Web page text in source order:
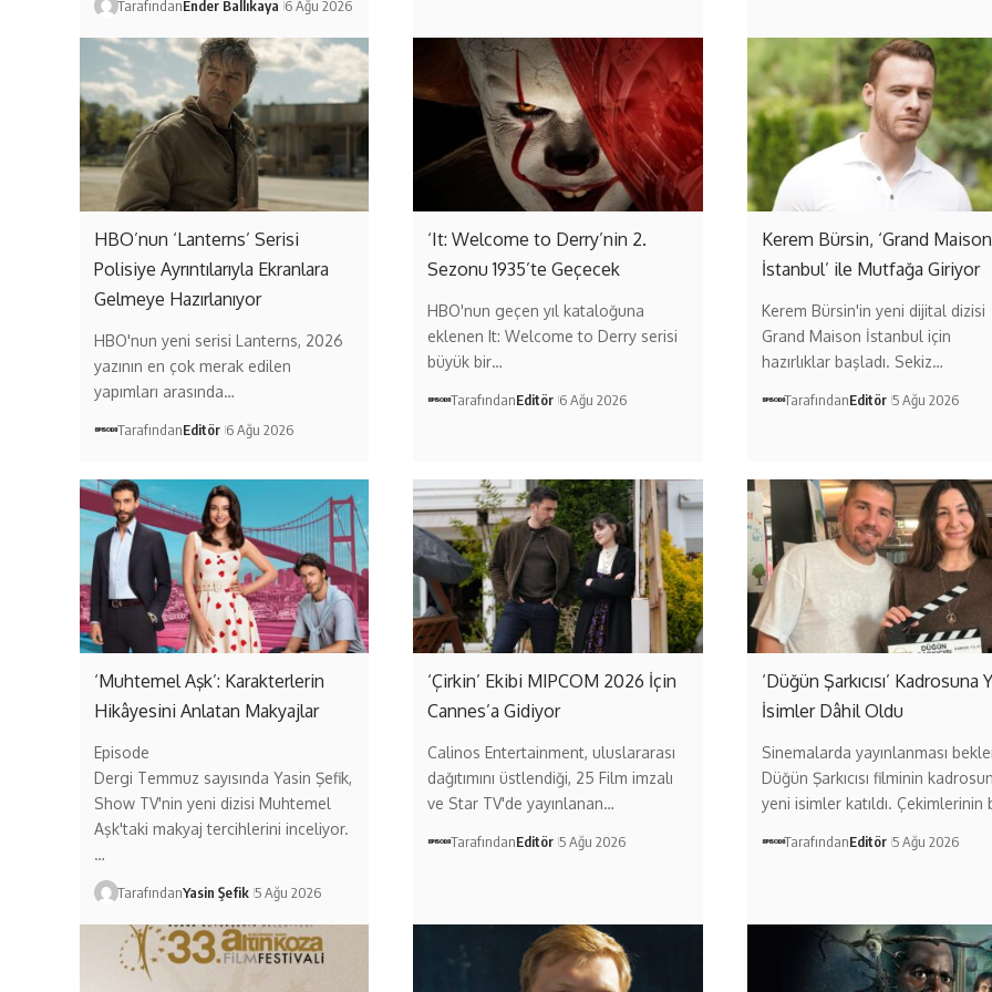
TarafındanEnder Ballıkaya 6 Ağu 2026
HBO’nun ‘Lanterns’ Serisi
Polisiye Ayrıntılarıyla Ekranlara
Gelmeye Hazırlanıyor
HBO'nun yeni serisi Lanterns, 2026
yazının en çok merak edilen
yapımları arasında…
TarafındanEditör 6 Ağu 2026
‘It: Welcome to Derry’nin 2.
Sezonu 1935’te Geçecek
HBO'nun geçen yıl kataloğuna
eklenen It: Welcome to Derry serisi
büyük bir…
TarafındanEditör 6 Ağu 2026
Kerem Bürsin, ‘Grand Maison
İstanbul’ ile Mutfağa Giriyor
Kerem Bürsin'in yeni dijital dizisi
Grand Maison İstanbul için
hazırlıklar başladı. Sekiz…
TarafındanEditör 5 Ağu 2026
‘Muhtemel Aşk’: Karakterlerin
Hikâyesini Anlatan Makyajlar
Episode
Dergi Temmuz sayısında Yasin Şefik,
Show TV'nin yeni dizisi Muhtemel
Aşk'taki makyaj tercihlerini inceliyor.
…
TarafındanYasin Şefik 5 Ağu 2026
‘Çirkin’ Ekibi MIPCOM 2026 İçin
Cannes’a Gidiyor
Calinos Entertainment, uluslararası
dağıtımını üstlendiği, 25 Film imzalı
ve Star TV'de yayınlanan…
TarafındanEditör 5 Ağu 2026
‘Düğün Şarkıcısı’ Kadrosuna
İsimler Dâhil Oldu
Sinemalarda yayınlanması
Düğün Şarkıcısı filminin
yeni isimler katıldı. Çekimlerinin
TarafındanEditör 5 Ağu 2026